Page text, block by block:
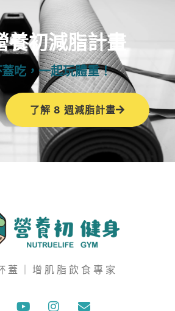
養初減脂計畫
吃，一起玩體重！
了解 8 週減脂計畫
蓋｜增肌脂飲食專家